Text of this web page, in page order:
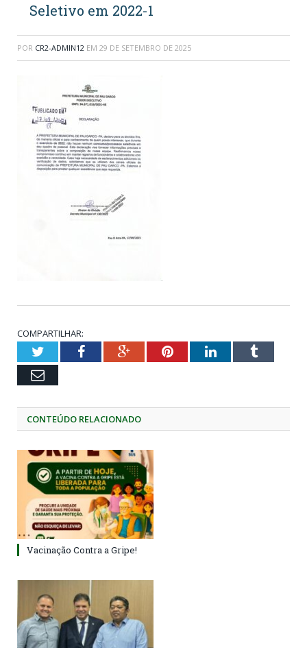
Seletivo em 2022-1
POR CR2-ADMIN12 EM 29 DE SETEMBRO DE 2025
COMPARTILHAR:
TwitterFacebookGoogle+PinterestLinkedInTumblr
Email
CONTEÚDO RELACIONADO
Vacinação Contra a Gripe!